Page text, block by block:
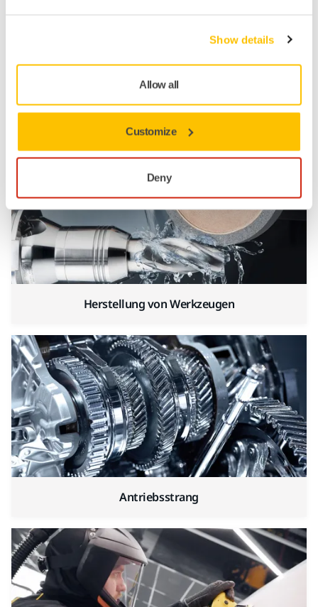
Show details
Allow all
Customize
Deny
Schleifen und Polieren von Verbundwerkstoffen
Herstellung von Werkzeugen
Antriebsstrang